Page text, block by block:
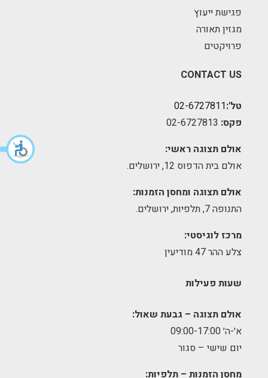
פגישת ייעוץ
מגזין תאורה
פרויקטים
CONTACT US
טל':02-6727811
פקס:
אולם תצוגה ראשי:
אולם בית הדפוס 12, ירושלים.
אולם תצוגה ומחסן הזמנות:
התנופה 7, תלפיות, ירושלים.
מרכז לוגיסטי:
צלע ההר 47 מודיעין
שעות פעילות
אולם תצוגה – גבעת שאול:
א׳-ה׳ 09:00-17:00
יום שישי – סגור
מחסן הזמנות – תלפיות: